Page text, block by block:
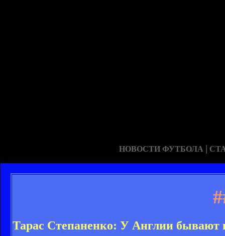
НОВОСТИ ФУТБОЛА |
Тарас Степаненко: У Англии бывают